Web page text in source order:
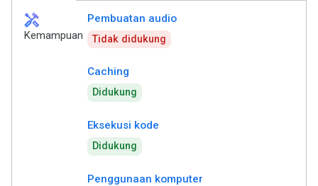
handyman
Kemampuan
Pembuatan audio
Tidak didukung
Caching
Didukung
Eksekusi kode
Didukung
Penggunaan komputer